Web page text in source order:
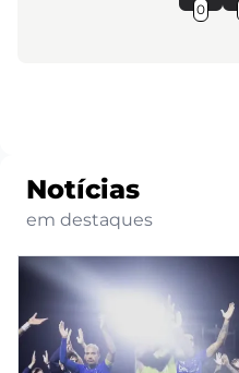
0
Notícias
em destaques